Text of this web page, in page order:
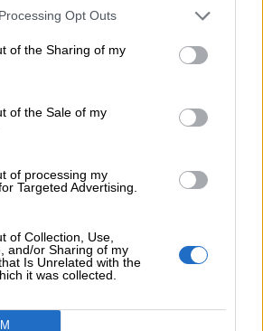
Opt Outs
of the Sharing of my
of the Sale of my
of processing my
Targeted Advertising.
of Collection, Use,
and/or Sharing of my
Is Unrelated with the
it was collected.
«καλώδιο» και τα συμφέροντα, οι
στα δάνεια, νέο deal
και ο διπλασιασμός των κερδών της
Ιατρικής: «Σε πέντε χρόνια
που αναστέλλει την εξέλιξη του
συμφέρον
«ΕΡΡΙΚΟΣ ΝΤΥΝΑΝ»